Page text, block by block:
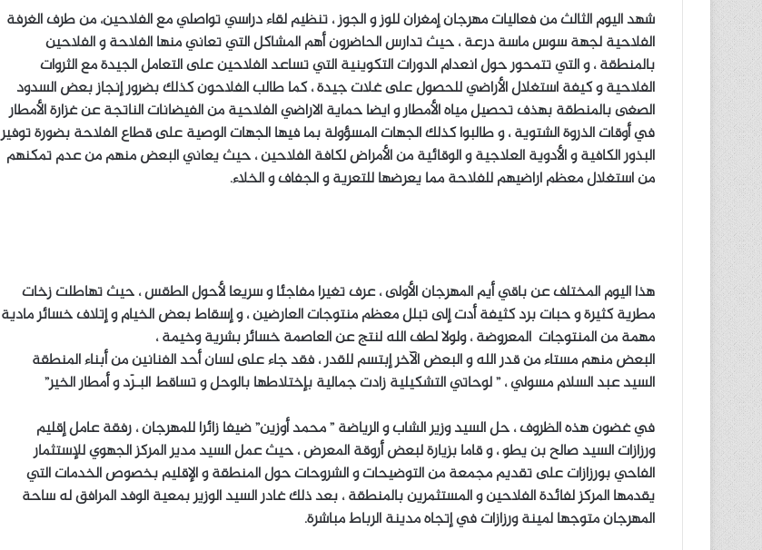
ر
و
ي
شهد اليوم الثالث من فعاليات مهرجان إمغران للوز و الجوز ، تنظيم لقاء دراسي تواصلي مع الفلاحين، من طرف الغرفة
الفلاحية لجهة سوس ماسة درعة ، حيث تدارس الحاضرون أهم المشاكل التي تعاني منها الفلاحة و الفلاحين
بالمنطقة ، و التي تتمحور حول انعدام الدورات التكوينية التي تساعد الفلاحين على التعامل الجيدة مع الثروات
الفلاحية و كيفة استغلال الأراضي للحصول على غلات جيدة ، كما طالب الفلاحون كذلك بضرور إنجاز بعض السدود
الصغى بالمنطقة بهذف تحصيل مياه الأمطار و ايضا حماية الاراضي الفلاحية من الفيضانات الناتجة عن غزارة الأمطار
في أوقات الذروة الشتوية ، و طالبوا كذلك الجهات المسؤولة بما فيها الجهات الوصية على قطاع الفلاحة بضورة توفير
البذور الكافية و الأدوية العلاجية و الوقائية من الأمراض لكافة الفلاحين ، حيث يعاني البعض منهم من عدم تمكنهم
من استغلال معظم اراضيهم للفلاحة مما يعرضها للتعرية و الجفاف و الخلاء.
هذا اليوم المختلف عن باقي أيم المهرجان الأولى ، عرف تغيرا مفاجئا و سريعا لأحول الطقس ، حيث تهاطلت زخات
مطرية كثيرة و حبات برد كثيفة أدت إلى تبلل معظم منتوجات العارضين ، و إسقاط بعض الخيام و إتلاف خسائر مادية
مهمة من المنتوجات المعروضة ، ولولا لطف الله لنتج عن العاصمة خسائر بشرية وخيمة ،
البعض منهم مستاء من قدر الله و البعض الآخر إبتسم للقدر ، فقد جاء على لسان أحد الفنانين من أبناء المنطقة
السيد عبد السلام مسولي ، ” لوحاتي التشكيلية زادت جمالية بإختلاطها بالوحل و تساقط البـرَد و أمطار الخير”
في غضون هذه الظروف ، حل السيد وزير الشاب و الرياضة ” محمد أوزين” ضيفا زائرا للمهرجان ، رفقة عامل إقليم
ورزازات السيد صالح بن يطو ، و قاما بزيارة لبعض أروقة المعرض ، حيث عمل السيد مدير المركز الجهوي للإستثمار
الفاحي بورزازات على تقديم مجمعة من التوضيحات و الشروحات حول المنطقة و الإقليم بخصوص الخدمات التي
يقدمها المركز لفائدة الفلاحين و المستثمرين بالمنطقة ، بعد ذلك غادر السيد الوزير بمعية الوفد المرافق له ساحة
المهرجان متوجها لمينة ورزازات في إتجاه مدينة الرباط مباشرة.